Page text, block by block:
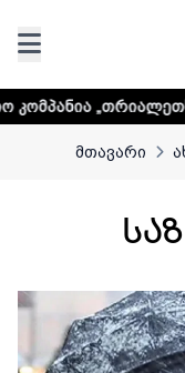
მთავარი